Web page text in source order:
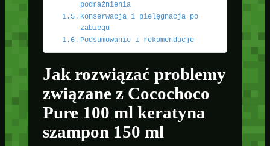
podrażnienia
Konserwacja i pielęgnacja po
zabiegu
Podsumowanie i rekomendacje
Jak rozwiązać problemy
związane z Cocochoco
Pure 100 ml keratyna
szampon 150 ml